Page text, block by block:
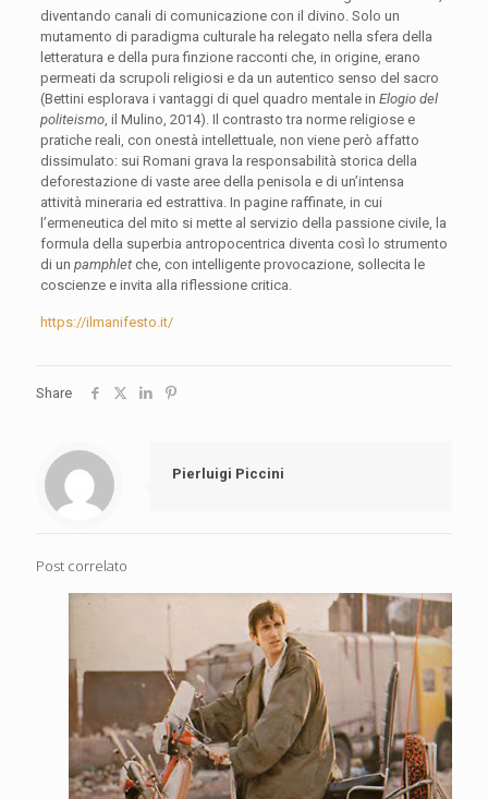
diventando canali di comunicazione con il divino. Solo un
mutamento di paradigma culturale ha relegato nella sfera della
letteratura e della pura finzione racconti che, in origine, erano
permeati da scrupoli religiosi e da un autentico senso del sacro
(Bettini esplorava i vantaggi di quel quadro mentale in Elogio del
politeismo, il Mulino, 2014). Il contrasto tra norme religiose e
pratiche reali, con onestà intellettuale, non viene però affatto
dissimulato: sui Romani grava la responsabilità storica della
deforestazione di vaste aree della penisola e di un’intensa
attività mineraria ed estrattiva. In pagine raffinate, in cui
l’ermeneutica del mito si mette al servizio della passione civile, la
formula della superbia antropocentrica diventa così lo strumento
di un pamphletche, con intelligente provocazione, sollecita le
coscienze e invita alla riflessione critica.
https://ilmanifesto.it/
Share
Pierluigi Piccini
Post correlato